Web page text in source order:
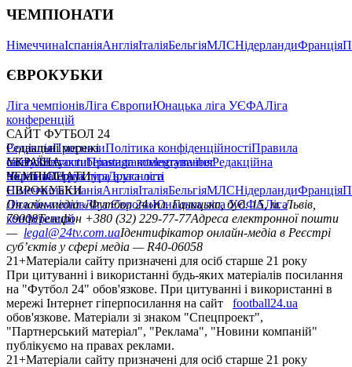
ЧЕМПІОНАТИ
НімеччинаІспаніяАнгліяІталіяБельгіяМЛСНідерландиФранція
ЄВРОКУБКИ
Ліга чемпіонівЛіга ЄвропиЮнацька ліга УЄФАЛіга
конференцій
САЙТ ФУТБОЛ 24
РедакціяПрогнозиПолітика конфіденційностіПравила
сайтуКонтактиПравила коментуванняРедакційна
політикаСтруктура власності
Соціальні мережі
facebookxyoutubeinstagramtelegramviber
УКРАЇНА
УкраїнаПерша лігаДруга ліга
ЧЕМПІОНАТИ
НімеччинаІспаніяАнгліяІталіяБельгіяМЛСНідерландиФранція
ЄВРОКУБКИ
Ліга чемпіонівЛіга ЄвропиЮнацька ліга УЄФАЛіга
конференцій
Онлайн-медіа «Футбол 24»пл. Галицька, буд. 15, м. Львів,
79008Телефон +380 (32) 229-77-77Адреса електронної пошти
— legal@24tv.com.uaІдентифікатор онлайн-медіа в Реєстрі
суб’єктів у сфері медіа — R40-06058
21+Матеріали сайту призначені для осіб старше 21 року
При цитуванні і використанні будь-яких матеріалів посилання
на "Футбол 24" обов'язкове. При цитуванні і використанні в
мережі Інтернет гіперпосилання на сайт
football24.ua
обов'язкове. Матеріали зі знаком "Спецпроект",
"Партнерський матеріал", "Реклама", "Новини компаній"
публікуємо на правах реклами.
21+Матеріали сайту призначені для осіб старше 21 року